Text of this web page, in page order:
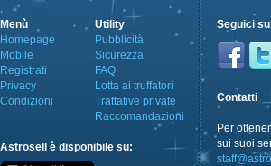
Menù
Homepage
Mobile
Registrati
Privacy
Condizioni
Utility
Pubblicità
Sicurezza
FAQ
Lotta ai truffatori
Trattative private
Raccomandazioni
Astrosell è disponibile su:
Seguici
Contatti
Per
sui suoi